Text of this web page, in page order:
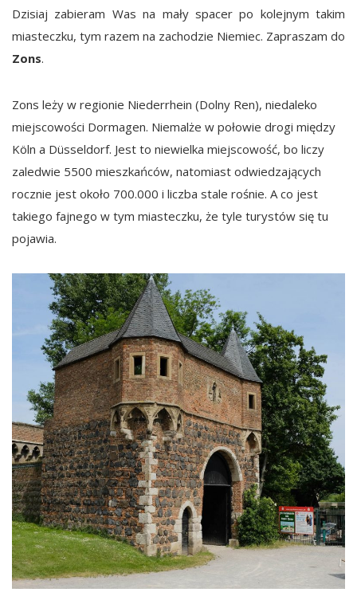
Dzisiaj zabieram Was na mały spacer po kolejnym takim
miasteczku, tym razem na zachodzie Niemiec. Zapraszam do
Zons.
Zons leży w regionie Niederrhein (Dolny Ren), niedaleko
miejscowości Dormagen. Niemalże w połowie drogi między
Köln a Düsseldorf. Jest to niewielka miejscowość, bo liczy
zaledwie 5500 mieszkańców, natomiast odwiedzających
rocznie jest około 700.000 i liczba stale rośnie. A co jest
takiego fajnego w tym miasteczku, że tyle turystów się tu
pojawia.